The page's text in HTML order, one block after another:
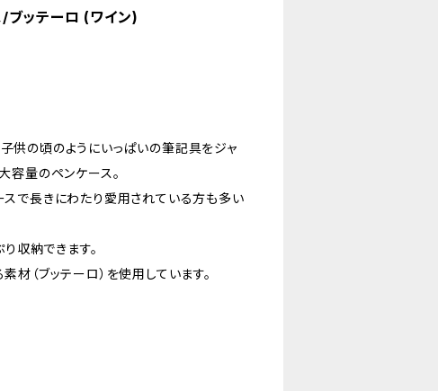
/ブッテーロ (ワイン)
の頃のようにいっぱいの筆記具をジャ
容量のペンケース。
で長きにわたり愛用されている方も多い
収納できます。
（ブッテーロ）を使用しています。